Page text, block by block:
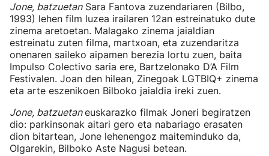
Jone, batzuetanSara Fantova zuzendariaren (Bilbo,
1993) lehen film luzea irailaren 12an estreinatuko dute
zinema aretoetan. Malagako zinema jaialdian
estreinatu zuten filma, martxoan, eta zuzendaritza
onenaren saileko aipamen berezia lortu zuen, baita
Impulso Colectivo saria ere, Bartzelonako D’A Film
Festivalen. Joan den hilean, Zinegoak LGTBIQ+ zinema
eta arte eszenikoen Bilboko jaialdia ireki zuen.
Jone, batzuetaneuskarazko filmak Joneri begiratzen
dio: parkinsonak aitari gero eta nabariago erasaten
dion bitartean, Jone lehenengoz maiteminduko da,
Olgarekin, Bilboko Aste Nagusi betean.